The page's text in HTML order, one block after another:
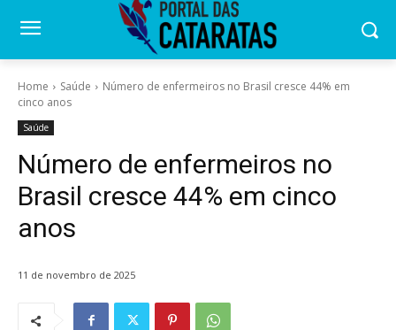
Home Saúde
Número de enfermeiros no Brasil cresce 44% em
cinco anos
Saúde
Número de enfermeiros no
Brasil cresce 44% em cinco
anos
11 de novembro de 2025